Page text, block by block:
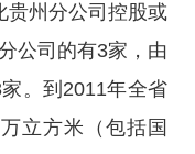
贵州分公司控股或
公司的有3家，由
。到2011年全省
立方米（包括国